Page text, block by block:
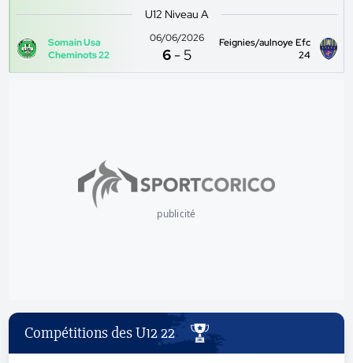
U12 Niveau A
Somain Usa
Cheminots 22
06/06/2026
6 - 5
Feignies/aulnoye Efc
24
publicité
Compétitions des U12 22